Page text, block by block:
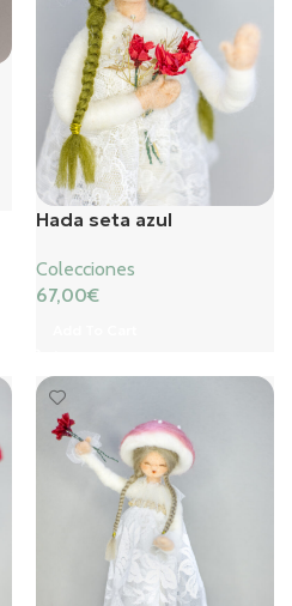
Hada seta azul
Colecciones
67,00€